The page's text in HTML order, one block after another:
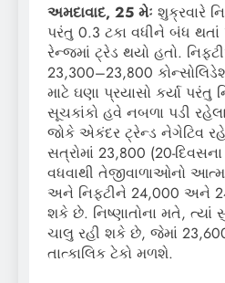
અમદાવાદ, 25 મેઃ શુક્રવારે
પરંતુ 0.3 ટકા વધીને બંધ થતાં
રેન્જમાં ટ્રેડ થયો હતો.
23,300–23,800
માટે ઘણા પ્રયાસો કર્યા પરંતુ
સૂચકાંકો હવે નબળા પડી
જોકે એકંદર ટ્રેન્ડ નેગેટિવ
સત્રોમાં 23,800 (20-
વધવાથી તેજીવાળાઓનો
અને નિફ્ટીને 24,000 અને
શકે છે. નિષ્ણાતોના મતે, ત્યાં
ચાલુ રહી શકે છે, જેમાં
તાત્કાલિક ટેકો મળશે.